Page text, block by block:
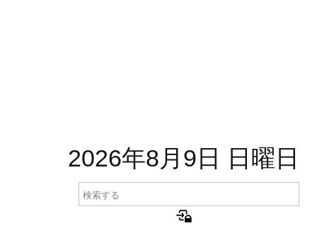
2026年8月9日 日曜日